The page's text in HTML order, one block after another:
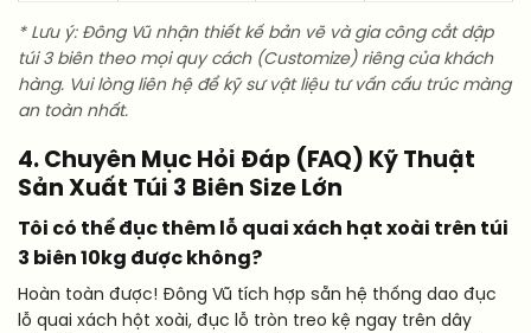
* Lưu ý: Đông Vũ nhận thiết kế bản vẽ và gia công cắt dập
túi 3 biên theo mọi quy cách (Customize) riêng của khách
hàng. Vui lòng liên hệ để kỹ sư vật liệu tư vấn cấu trúc màng
an toàn nhất.
4. Chuyên Mục Hỏi Đáp (FAQ) Kỹ Thuật
Sản Xuất Túi 3 Biên Size Lớn
Tôi có thể đục thêm lỗ quai xách hạt xoài trên túi
3 biên 10kg được không?
Hoàn toàn được! Đông Vũ tích hợp sẵn hệ thống dao đục
lỗ quai xách hột xoài, đục lỗ tròn treo kệ ngay trên dây